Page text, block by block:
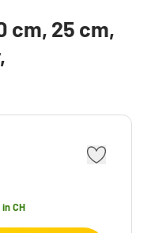
cm, 25 cm,
in CH